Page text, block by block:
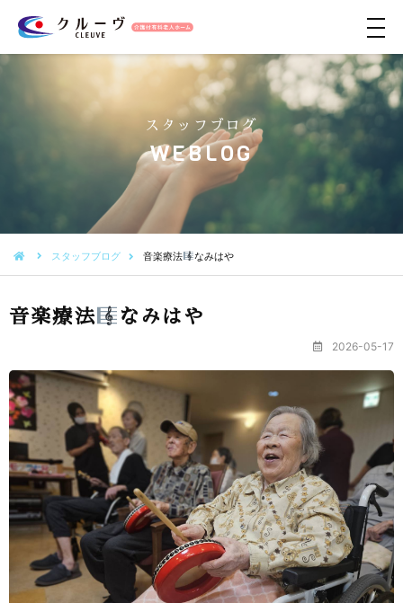
メ
ュ
ー
スタッフブログ
WEBLOG
スタッフブログ 音楽療法 なみはや
音楽療法 なみはや
2026-05-17